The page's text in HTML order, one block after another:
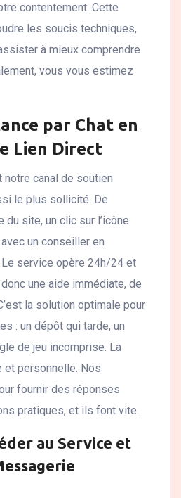
contentement. Cette
les soucis techniques,
à mieux comprendre
vous vous estimez
par Chat en
Lien Direct
notre canal de soutien
le plus sollicité. De
du site, un clic sur l’icône
un conseiller en
service opère 24h/24 et
une aide immédiate, de
la solution optimale pour
: un dépôt qui tarde, un
de jeu incomprise. La
personnelle. Nos
fournir des réponses
pratiques, et ils font vite.
au Service et